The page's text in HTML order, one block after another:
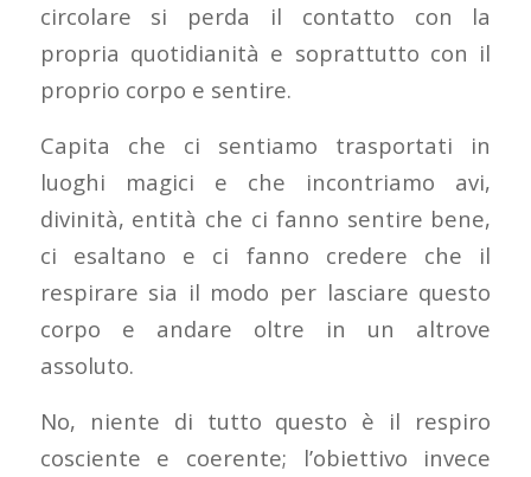
circolare si perda il contatto con la
propria quotidianità e soprattutto con il
proprio corpo e sentire.
Capita che ci sentiamo trasportati in
luoghi magici e che incontriamo avi,
divinità, entità che ci fanno sentire bene,
ci esaltano e ci fanno credere che il
respirare sia il modo per lasciare questo
corpo e andare oltre in un altrove
assoluto.
No, niente di tutto questo è il respiro
cosciente e coerente; l’obiettivo invece